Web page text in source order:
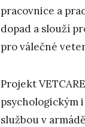
pracovnice a
dopad a slouží
pro válečné
Projekt
psychologickým
službou v